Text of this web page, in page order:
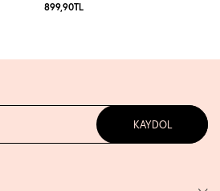
899,90TL
KAYDOL